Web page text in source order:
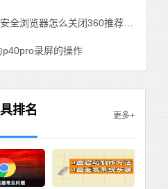
p40pro录屏的操作
排名 更多+